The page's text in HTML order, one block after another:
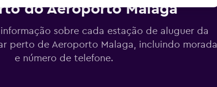
do Aeroporto Malaga
sobre cada estação de aluguer da
perto de Aeroporto Malaga, incluindo morada
e número de telefone.